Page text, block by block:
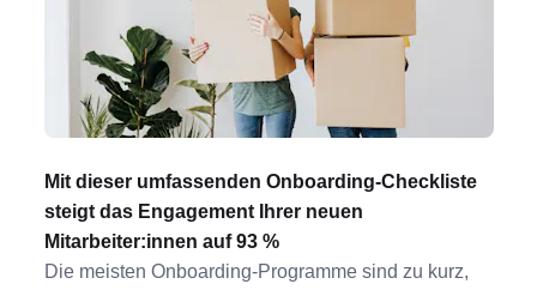
Mit dieser umfassenden Onboarding-Checkliste
steigt das Engagement Ihrer neuen
Mitarbeiter:innen auf 93 %
Die meisten Onboarding-Programme sind zu kurz,